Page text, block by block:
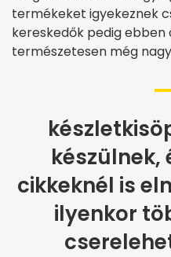
termékeket igyekeznek
kereskedők pedig ebben
természetesen még
készülnek,
cikkeknél is
ilyenkor